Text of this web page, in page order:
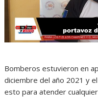
Bomberos estuvieron en
diciembre del año 2021 y
esto para atender